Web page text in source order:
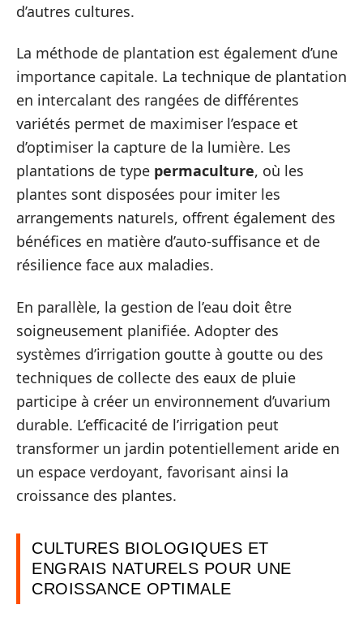
d’autres cultures.
La méthode de plantation est également d’une
importance capitale. La technique de plantation
en intercalant des rangées de différentes
variétés permet de maximiser l’espace et
d’optimiser la capture de la lumière. Les
plantations de type permaculture, où les
plantes sont disposées pour imiter les
arrangements naturels, offrent également des
bénéfices en matière d’auto-suffisance et de
résilience face aux maladies.
En parallèle, la gestion de l’eau doit être
soigneusement planifiée. Adopter des
systèmes d’irrigation goutte à goutte ou des
techniques de collecte des eaux de pluie
participe à créer un environnement d’uvarium
durable. L’efficacité de l’irrigation peut
transformer un jardin potentiellement aride en
un espace verdoyant, favorisant ainsi la
croissance des plantes.
CULTURES BIOLOGIQUES ET
ENGRAIS NATURELS POUR UNE
CROISSANCE OPTIMALE